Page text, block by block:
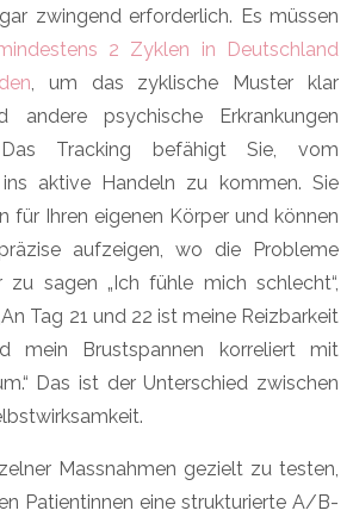
zwingend erforderlich. Es müssen
2 Zyklen in Deutschland
, um das zyklische Muster klar
andere psychische Erkrankungen
Das Tracking befähigt Sie, vom
aktive Handeln zu kommen. Sie
für Ihren eigenen Körper und können
aufzeigen, wo die Probleme
sagen „Ich fühle mich schlecht“,
Tag 21 und 22 ist meine Reizbarkeit
mein Brustspannen korreliert mit
Das ist der Unterschied zwischen
Massnahmen gezielt zu testen,
Patientinnen eine strukturierte A/B-